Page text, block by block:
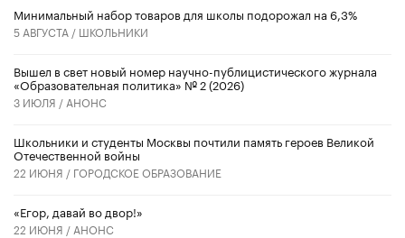
Минимальный набор товаров для школы подорожал на 6,3%
5 АВГУСТА / ШКОЛЬНИКИ
Вышел в свет новый номер научно-публицистического журнала
«Образовательная политика» № 2 (2026)
3 ИЮЛЯ / АНОНС
Школьники и студенты Москвы почтили память героев Великой
Отечественной войны
22 ИЮНЯ / ГОРОДСКОЕ ОБРАЗОВАНИЕ
«Егор, давай во двор!»
22 ИЮНЯ / АНОНС